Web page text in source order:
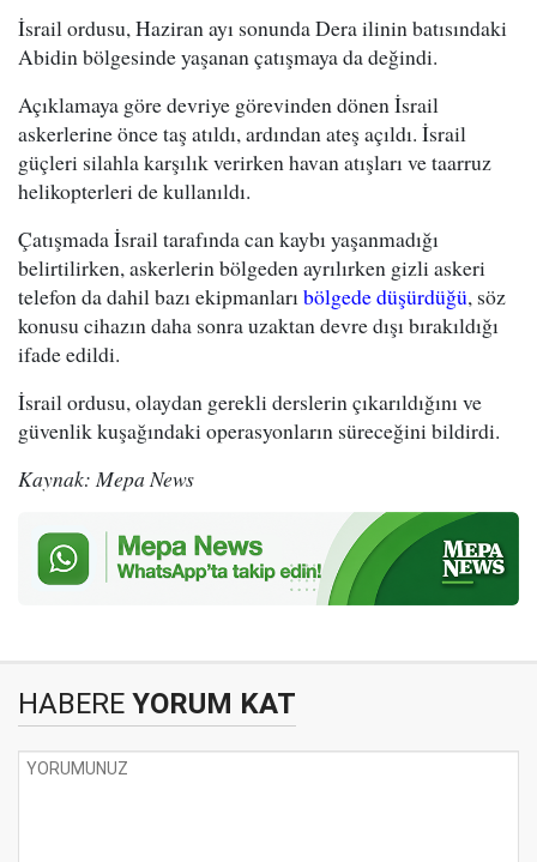
İsrail ordusu, Haziran ayı sonunda Dera ilinin batısındaki
Abidin bölgesinde yaşanan çatışmaya da değindi.
Açıklamaya göre devriye görevinden dönen İsrail
askerlerine önce taş atıldı, ardından ateş açıldı. İsrail
güçleri silahla karşılık verirken havan atışları ve taarruz
helikopterleri de kullanıldı.
Çatışmada İsrail tarafında can kaybı yaşanmadığı
belirtilirken, askerlerin bölgeden ayrılırken gizli askeri
telefon da dahil bazı ekipmanlarıbölgede düşürdüğü, söz
konusu cihazın daha sonra uzaktan devre dışı bırakıldığı
ifade edildi.
İsrail ordusu, olaydan gerekli derslerin çıkarıldığını ve
güvenlik kuşağındaki operasyonların süreceğini bildirdi.
Kaynak: Mepa News
HABERE YORUM KAT